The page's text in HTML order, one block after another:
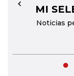
MI
Noticias
←